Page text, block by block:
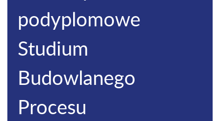
podyplomowe
Studium
Budowlanego
Procesu